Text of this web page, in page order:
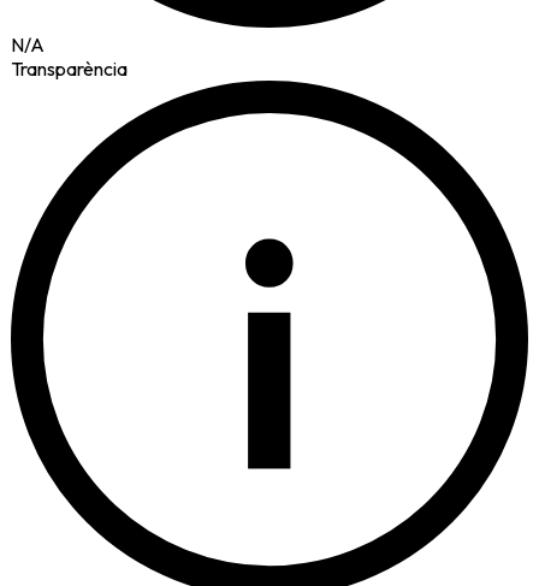
N/A
Transparència
i